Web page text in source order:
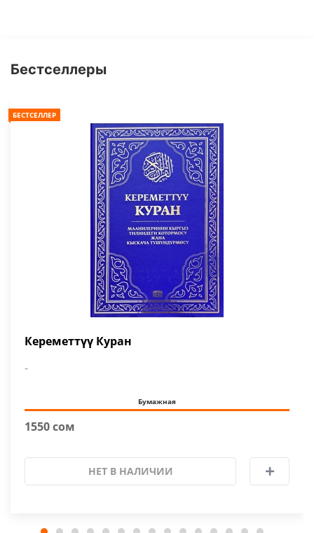
Бестселлеры
БЕСТСЕЛЛЕР
Кереметтүү Куран
-
Бумажная
1550 сом
НЕТ В НАЛИЧИИ